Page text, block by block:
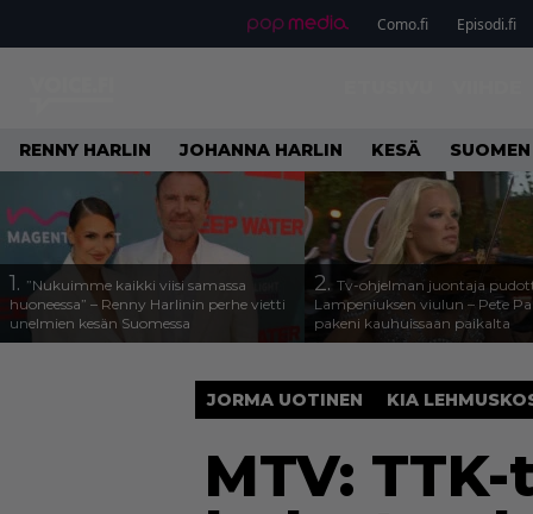
Como.fi Episodi.fi
RENNY HARLIN JOHANNA HARLIN KESÄ
1. ”Nukuimme kaikki viisi samassa
huoneessa” – Renny Harlinin perhe vietti
unelmien kesän Suomessa
2. Tv-ohjelman juontaja
Lampeniuksen viulun – Pete
pakeni kauhuissaan paikalta
JORMA UOTINEN KIA
MTV: